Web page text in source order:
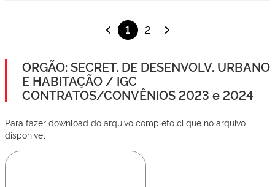
1 2
ORGÃO: SECRET. DE DESENVOLV. URBANO
E HABITAÇÃO / IGC
CONTRATOS/CONVÊNIOS 2023 e 2024
Para fazer download do arquivo completo clique no arquivo
disponível